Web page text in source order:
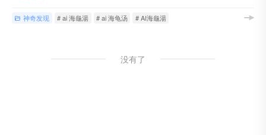
神奇发现 # ai 海龜湯 # ai 海龟汤 # AI海龜湯
没有了